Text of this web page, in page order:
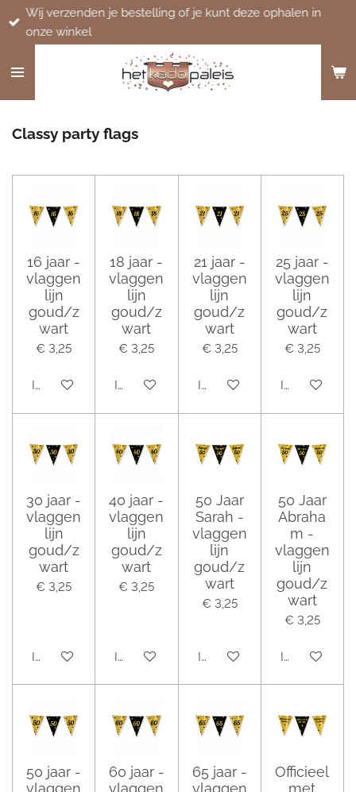
Ga
direct
de
Wij verzenden je bestelling of je kunt deze ophalen in
onze winkel
Classy party flags
16 jaar -
vlaggen
lijn
goud/z
wart
€ 3,25
In winkelwagen
18 jaar -
vlaggen
lijn
goud/z
wart
€ 3,25
In winkelwagen
21 jaar -
vlaggen
lijn
goud/z
wart
€ 3,25
In winkelwagen
25 jaar -
vlaggen
lijn
goud/z
wart
€ 3,25
In
30 jaar -
vlaggen
lijn
goud/z
wart
€ 3,25
In winkelwagen
40 jaar -
vlaggen
lijn
goud/z
wart
€ 3,25
In winkelwagen
50 Jaar
Sarah -
vlaggen
lijn
goud/z
wart
€ 3,25
In winkelwagen
50 Jaar
Abraha
m -
vlaggen
lijn
goud/z
wart
€ 3,25
In
50 jaar -
vlaggen
60 jaar -
vlaggen
65 jaar -
vlaggen
Officieel
met